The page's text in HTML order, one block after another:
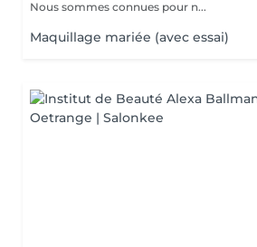
Nous sommes connues pour n...
Maquillage mariée (avec essai)